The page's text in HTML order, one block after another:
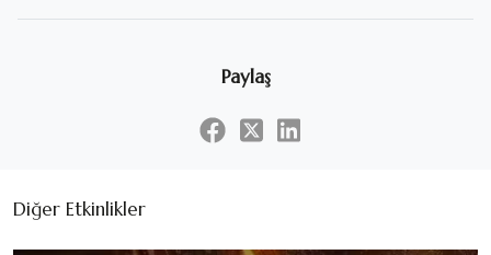
Paylaş
Diğer Etkinlikler